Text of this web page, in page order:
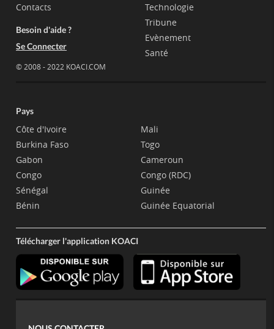
Contacts
Besoin d'aide ?
Se Connecter
© 2008 - 2022 KOACI.COM
Technologie
Tribune
Evènement
Santé
Pays
Côte d'Ivoire
Burkina Faso
Gabon
Congo
Sénégal
Bénin
Mali
Togo
Cameroun
Congo (RDC)
Guinée
Guinée Equatorial
Télécharger l'application KOACI